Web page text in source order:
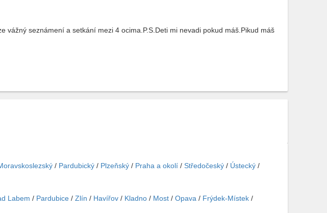
vážný seznámení a setkání mezi 4 ocima.P.S.Deti mi nevadi pokud máš.Pikud máš
/ Pardubický / Plzeňský / Praha a okolí / Středočeský / Ústecký /
Labem / Pardubice / Zlín / Havířov / Kladno / Most / Opava / Frýdek-Místek /